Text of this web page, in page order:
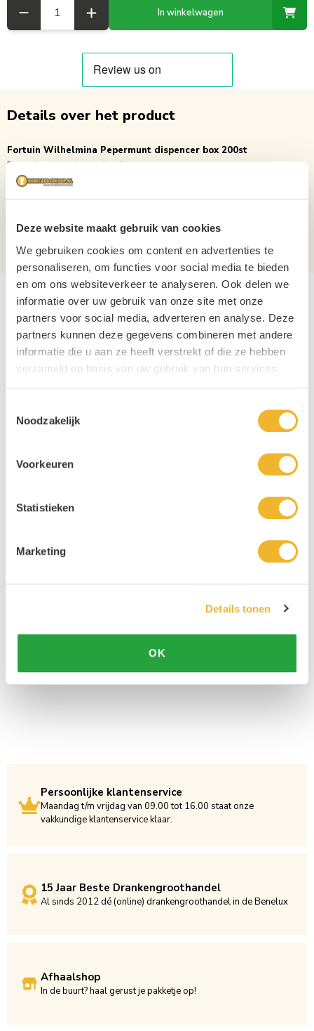
Deze website maakt gebruik van cookies
We gebruiken cookies om content en advertenties te
personaliseren, om functies voor social media te bieden
en om ons websiteverkeer te analyseren. Ook delen we
informatie over uw gebruik van onze site met onze
partners voor social media, adverteren en analyse. Deze
partners kunnen deze gegevens combineren met andere
informatie die u aan ze heeft verstrekt of die ze hebben
verzameld op basis van uw gebruik van hun services.
Noodzakelijk
Voorkeuren
Statistieken
Marketing
Details tonen
OK
In winkelwagen
Details over het product
Fortuin Wilhelmina Pepermunt dispencer box 200st
Per stuk verpakt in handige Dispencerdoos.
Inhoud
Persoonlijke klantenservice
Maandag t/m vrijdag van 09.00 tot 16.00 staat onze
vakkundige klantenservice klaar.
15 Jaar Beste Drankengroothandel
Al sinds 2012 dé (online) drankengroothandel in de Benelux
Afhaalshop
In de buurt? haal gerust je pakketje op!